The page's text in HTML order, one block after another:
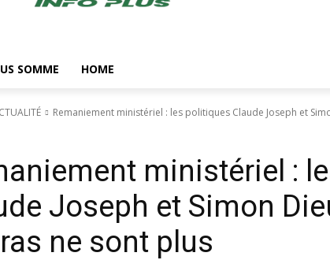
SOMME HOME
Remaniement ministériel : les politiques Claude Joseph et
ministériel :
Joseph et Simon
ne sont plus